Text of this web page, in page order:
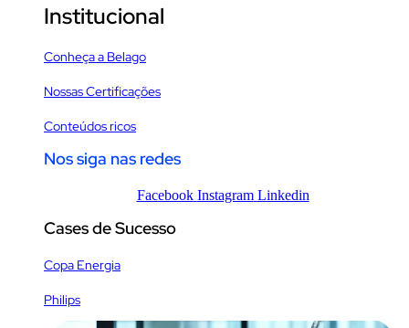
Institucional
Conheça a Belago
Nossas Certificações
Conteúdos ricos
Nos siga nas redes
Facebook Instagram Linkedin
Cases de Sucesso
Copa Energia
Philips